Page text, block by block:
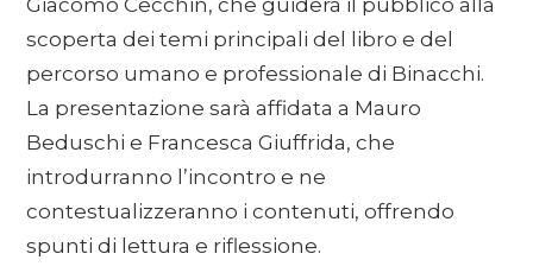
Giacomo Cecchin, che guiderà il pubblico alla
scoperta dei temi principali del libro e del
percorso umano e professionale di Binacchi.
La presentazione sarà affidata a Mauro
Beduschi e Francesca Giuffrida, che
introdurranno l’incontro e ne
contestualizzeranno i contenuti, offrendo
spunti di lettura e riflessione.